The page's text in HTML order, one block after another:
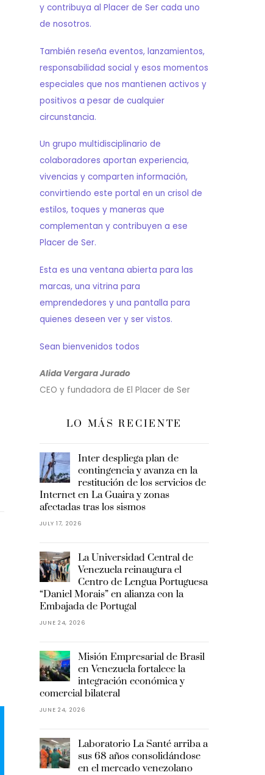
y contribuya al Placer de Ser cada uno
de nosotros.
También reseña eventos, lanzamientos,
responsabilidad social y esos momentos
especiales que nos mantienen activos y
positivos a pesar de cualquier
circunstancia.
Un grupo multidisciplinario de
colaboradores aportan experiencia,
vivencias y comparten información,
convirtiendo este portal en un crisol de
estilos, toques y maneras que
complementan y contribuyen a ese
Placer de Ser.
Esta es una ventana abierta para las
marcas, una vitrina para
emprendedores y una pantalla para
quienes deseen ver y ser vistos.
Sean bienvenidos todos
Alida Vergara Jurado
CEO y fundadora de El Placer de Ser
LO MÁS RECIENTE
Inter despliega plan de
contingencia y avanza en la
restitución de los servicios de
Internet en La Guaira y zonas
afectadas tras los sismos
JULY 17, 2026
La Universidad Central de
Venezuela reinaugura el
Centro de Lengua Portuguesa
“Daniel Morais” en alianza con la
Embajada de Portugal
JUNE 24, 2026
Misión Empresarial de Brasil
en Venezuela fortalece la
integración económica y
comercial bilateral
JUNE 24, 2026
Laboratorio La Santé arriba a
sus 68 años consolidándose
en el mercado venezolano